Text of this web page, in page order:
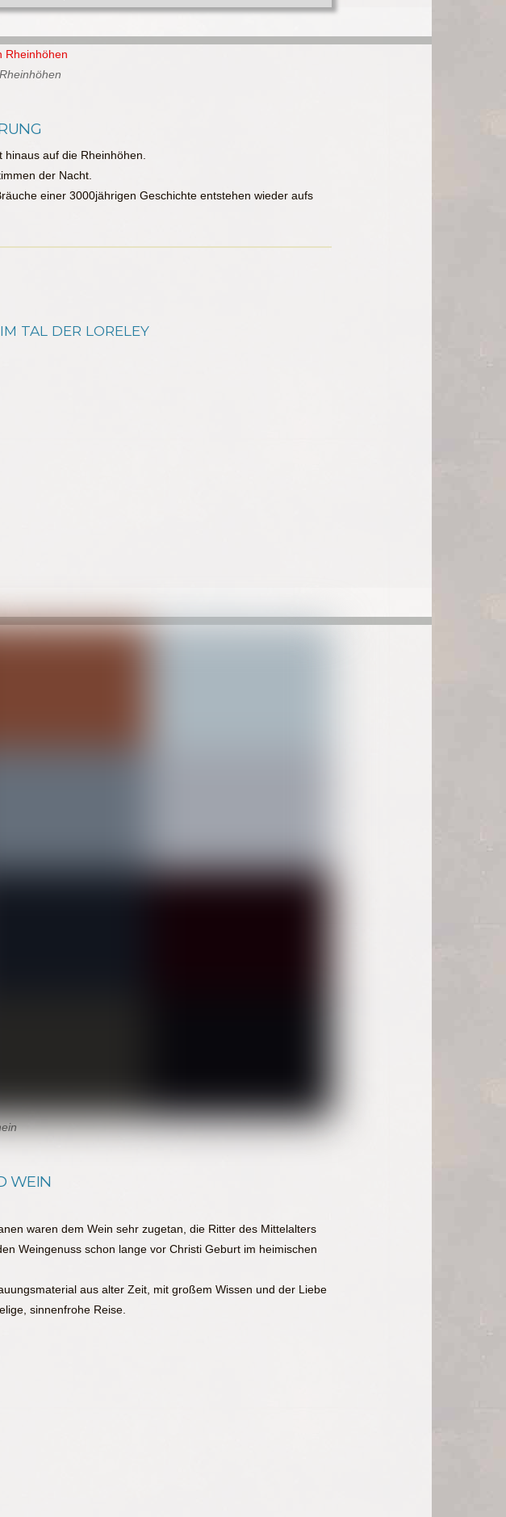
hinaus auf die Rheinhöhen.
der Nacht.
einer 3000jährigen Geschichte entstehen wieder aufs
TAL DER LORELEY
WEIN
waren dem Wein sehr zugetan, die Ritter des Mittelalters
Weingenuss schon lange vor Christi Geburt im heimischen
aus alter Zeit, mit großem Wissen und der Liebe
sinnenfrohe Reise.